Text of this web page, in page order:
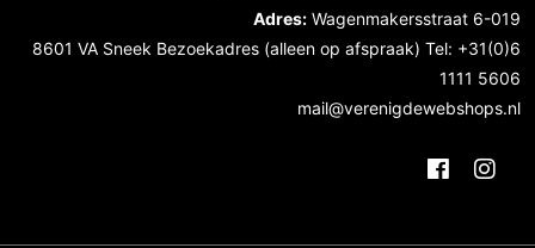
Adres: Wagenmakersstraat 6-019
8601 VA Sneek Bezoekadres (alleen op afspraak) Tel: +31(0)6
1111 5606
mail@verenigdewebshops.nl